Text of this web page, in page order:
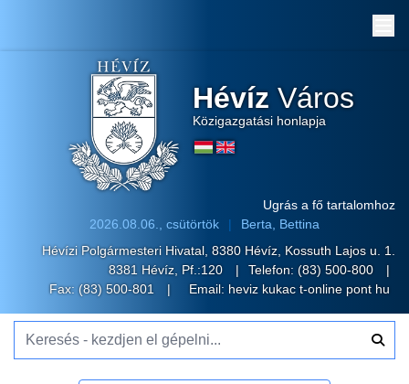
Hévíz Város
Közigazgatási honlapja
Ugrás a fő tartalomhoz
2026.08.06., csütörtök
Berta, Bettina
Hévízi Polgármesteri Hivatal, 8380 Hévíz, Kossuth Lajos u. 1.
8381 Hévíz, Pf.:120
Telefon: (83) 500-800
Fax: (83) 500-801
Email: heviz kukac t-online pont hu